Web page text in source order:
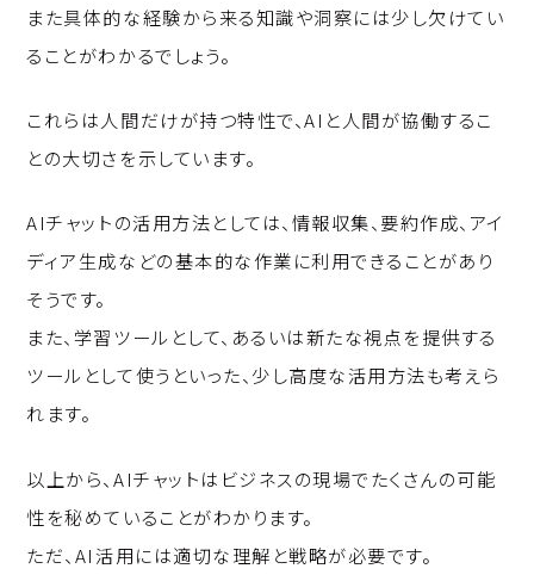
また具体的な経験から来る知識や洞察には少し欠けてい
ることがわかるでしょう。
これらは人間だけが持つ特性で、AIと人間が協働するこ
との大切さを示しています。
AIチャットの活用方法としては、情報収集、要約作成、アイ
ディア生成などの基本的な作業に利用できることがあり
そうです。
また、学習ツールとして、あるいは新たな視点を提供する
ツールとして使うといった、少し高度な活用方法も考えら
れます。
以上から、AIチャットはビジネスの現場でたくさんの可能
性を秘めていることがわかります。
ただ、AI活用には適切な理解と戦略が必要です。